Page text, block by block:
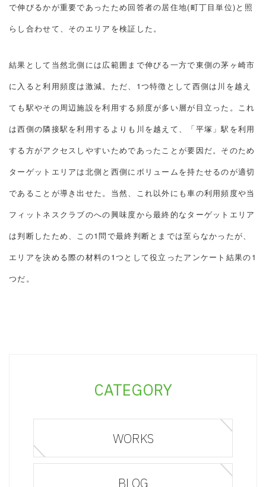
で伸びるかが重要であったため回答者の居住地(町丁目単位)と照
らし合わせて、そのエリアを検証した。
結果として当然北側には広範囲まで伸びる一方で東側の茅ヶ崎市
に入ると利用頻度は激減。ただ、1つ特徴として西側は川を越え
ても駅やその周辺施設を利用する頻度が多い層が目立った。これ
は西側の隣接駅を利用するよりも川を越えて、「平塚」駅を利用
する方がアクセスしやすいためであったことが要因だ。そのため
ターゲットエリアは北側と西側にボリュームを持たせるのが適切
であることが導き出せた。当然、これ以外にも車の利用頻度や当
フィットネスクラブのへの興味度から最終的なターゲットエリア
は判断したため、この1問で最終判断とまでは至らなかったが、
エリアを決める際の材料の1つとして役立ったアンケート結果の1
つだ。
CATEGORY
WORKS
BLOG